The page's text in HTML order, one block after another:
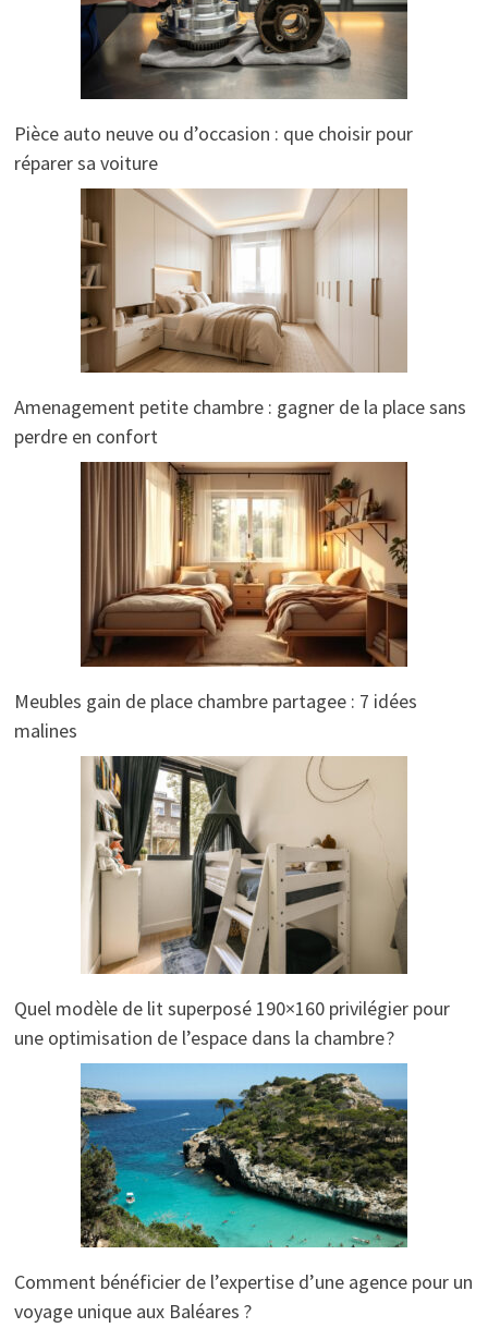
Pièce auto neuve ou d’occasion : que choisir pour
réparer sa voiture
Amenagement petite chambre : gagner de la place sans
perdre en confort
Meubles gain de place chambre partagee : 7 idées
malines
Quel modèle de lit superposé 190×160 privilégier pour
une optimisation de l’espace dans la chambre ?
Comment bénéficier de l’expertise d’une agence pour un
voyage unique aux Baléares ?